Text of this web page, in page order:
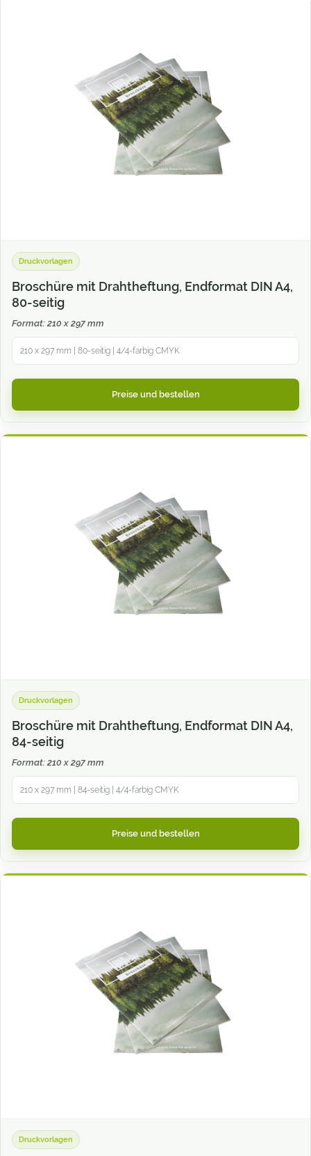
Druckvorlagen
Broschüre mit Drahtheftung, Endformat DIN A4,
80-seitig
Format: 210 x 297 mm
210 x 297 mm | 80-seitig | 4/4-farbig CMYK
Preise und bestellen
Druckvorlagen
Broschüre mit Drahtheftung, Endformat DIN A4,
84-seitig
Format: 210 x 297 mm
210 x 297 mm | 84-seitig | 4/4-farbig CMYK
Preise und bestellen
Druckvorlagen